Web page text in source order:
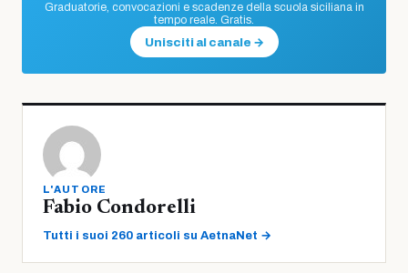
Graduatorie, convocazioni e scadenze della scuola siciliana in
tempo reale. Gratis.
Unisciti al canale →
L'AUTORE
Fabio Condorelli
Tutti i suoi 260 articoli su AetnaNet →